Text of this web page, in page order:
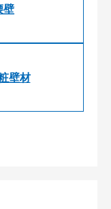
壁
壁材